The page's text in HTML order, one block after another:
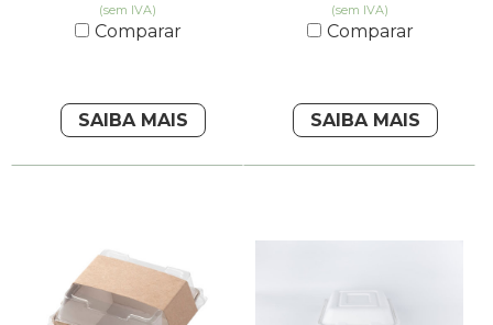
(sem IVA)
Comparar
SAIBA MAIS
(sem IVA)
Comparar
SAIBA MAIS